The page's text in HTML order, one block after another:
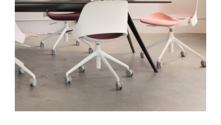
SIGN IN WITH SSO
Mot de passe oublié
France
Select
Region